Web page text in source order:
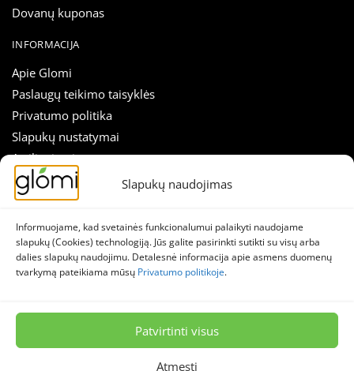
Slapukų naudojimas
Informuojame, kad svetainės funkcionalumui palaikyti naudojame
slapukų (Cookies) technologiją. Jūs galite pasirinkti sutikti su visų arba
dalies slapukų naudojimu. Detalesnė informacija apie asmens duomenų
tvarkymą pateikiama mūsų Privatumo politikoje.
Patvirtinti visus
Atmesti
Dovanų kuponas
INFORMACIJA
Apie Glomi
Paslaugų teikimo taisyklės
Privatumo politika
Slapukų nustatymai
Atsiliepimai
Straipsniai
Susisiekti
SEKITE MUS
Naujienlaiškis
Facebook
© 2026 Stella lumina, MB – Glomi.lt